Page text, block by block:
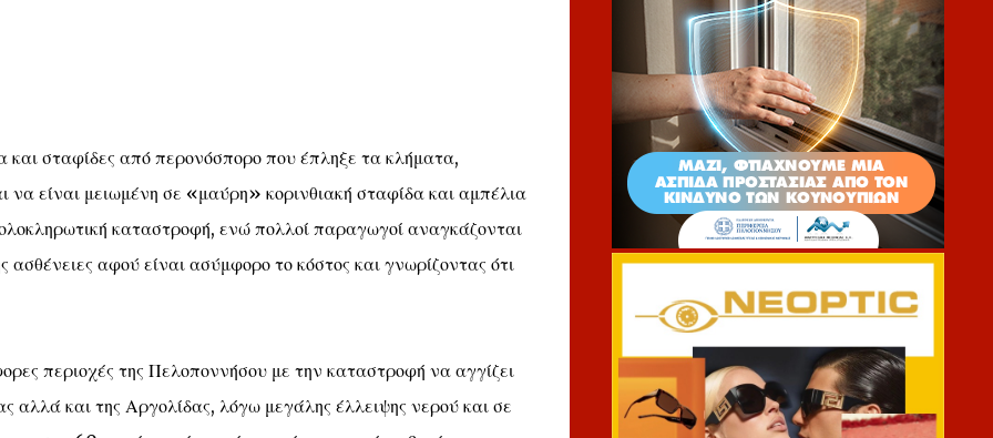
σταφίδες από περονόσπορο που έπληξε τα κλήματα,
είναι μειωμένη σε «μαύρη» κορινθιακή σταφίδα και αμπέλια
καταστροφή, ενώ πολλοί παραγωγοί αναγκάζονται
αφού είναι ασύμφορο το κόστος και γνωρίζοντας ότι
περιοχές της Πελοποννήσου με την καταστροφή να αγγίζει
αλλά και της Αργολίδας, λόγω μεγάλης έλλειψης νερού και σε